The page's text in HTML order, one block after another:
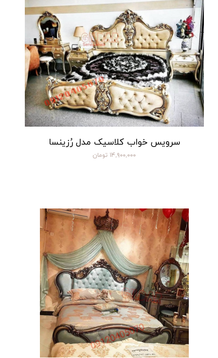
سرویس خواب کلاسیک مدل رُزینسا
۱۴,۹۰۰,۰۰۰ تومان